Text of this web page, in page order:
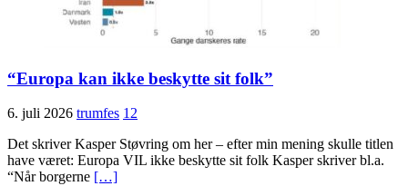
“Europa kan ikke beskytte sit folk”
6. juli 2026 trumfes 12
Det skriver Kasper Støvring om her – efter min mening skulle titlen
have været: Europa VIL ikke beskytte sit folk Kasper skriver bl.a.
“Når borgerne […]